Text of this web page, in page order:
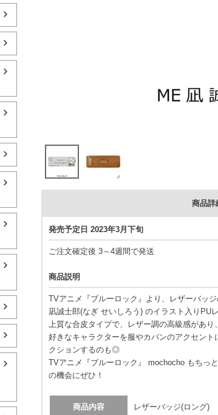
商品詳
発売予定日 2023年3月下旬
ご注文確定後 3～4週間で発送
商品説明
TVアニメ『ブルーロック』より、レザーバッジ
凪誠士郎(なぎ せいしろう) のイラスト入りPU
上質な合皮タイプで、レザー調の高級感があり
好きなキャラクターを服やカバンのアクセン
クションするのも◎
TVアニメ『ブルーロック』 mochocho もちっ
の機会にぜひ！
商品内容 レザーバッジ(ロング)